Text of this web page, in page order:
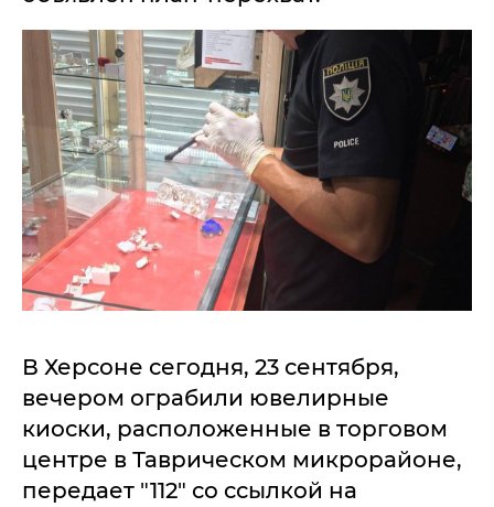
В Херсоне сегодня, 23 сентября,
вечером ограбили ювелирные
киоски, расположенные в торговом
центре в Таврическом микрорайоне,
передает "112" со ссылкой на